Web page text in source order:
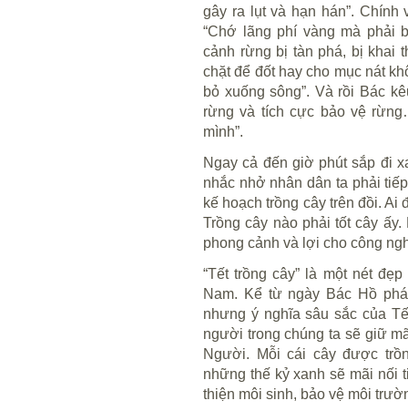
gây ra lụt và hạn hán”.
“Chớ lãng phí vàng mà phải
cảnh rừng bị tàn phá, bị khai
chặt để đốt hay cho mục nát
bỏ xuống sông”. Và rồi Bác
rừng và tích cực bảo vệ
mình”.
Ngay cả đến giờ phút sắp đi
nhắc nhở nhân dân ta phải
kế hoạch trồng cây trên đồi. Ai
Trồng cây nào phải tốt cây
phong cảnh và lợi cho công
“Tết trồng cây” là một nét
Nam. Kể từ ngày Bác Hồ
nhưng ý nghĩa sâu sắc của
người trong chúng ta sẽ giữ
Người. Mỗi cái cây được
những thế kỷ xanh sẽ mãi nối
thiện môi sinh, bảo vệ môi